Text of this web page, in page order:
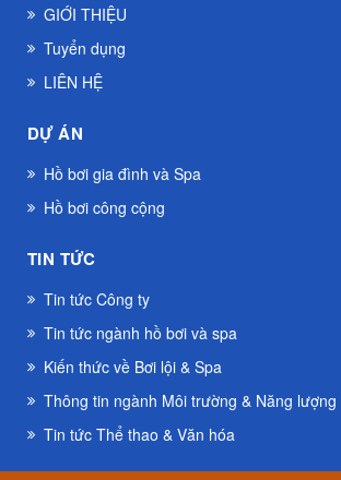
GIỚI THIỆU
Tuyển dụng
LIÊN HỆ
DỰ ÁN
Hồ bơi gia đình và Spa
Hồ bơi công cộng
TIN TỨC
Tin tức Công ty
Tin tức ngành hồ bơi và spa
Kiến thức về Bơi lội & Spa
Thông tin ngành Môi trường & Năng lượng
Tin tức Thể thao & Văn hóa